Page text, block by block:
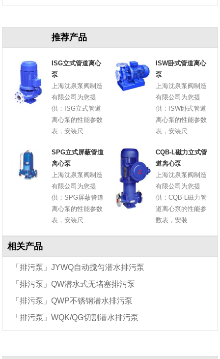
推荐产品
ISG立式管道离心
泵
上海沈泉泵阀制造
有限公司为您提
供：ISG立式管道
离心泵的性能参数
表，安装尺
ISW卧式管道离心
泵
上海沈泉泵阀制造
有限公司为您提
供：ISW卧式管道
离心泵的性能参数
表，安装尺
SPG立式屏蔽管道
离心泵
上海沈泉泵阀制造
有限公司为您提
供：SPG屏蔽管道
离心泵的性能参数
表，安装尺
CQB-L磁力立式管
道离心泵
上海沈泉泵阀制造
有限公司为您提
供：CQB-L磁力管
道离心泵的性能参
数表，安装
相关产品
「排污泵」JYWQ自动搅匀潜水排污泵
「排污泵」QW潜水式无堵塞排污泵
「排污泵」QWP不锈钢潜水排污泵
「排污泵」WQK/QG切割潜水排污泵